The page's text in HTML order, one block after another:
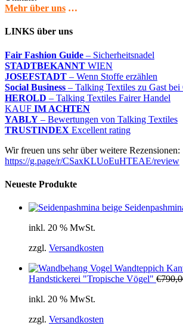
Mehr über uns …
LINKS über uns
Fair Fashion Guide – Sicherheitsnadel
STADTBEKANNT WIEN
JOSEFSTADT – Wenn Stoffe erzählen
Social Business – Talking Textiles zu Gast bei
HEROLD – Talking Textiles Fairer Handel
KAUF IM ACHTEN
YABLY – Bewertungen von Talking Textiles
TRUSTINDEX Excellent rating
Wir freuen uns sehr über weitere Rezensionen:
https://g.page/r/CSaxKLUoEuHTEAE/review
Neueste Produkte
inkl. 20 % MwSt.
zzgl. Versandkosten
Wandteppich
Handstickerei "Tropische Vögel" €
inkl. 20 % MwSt.
zzgl. Versandkosten